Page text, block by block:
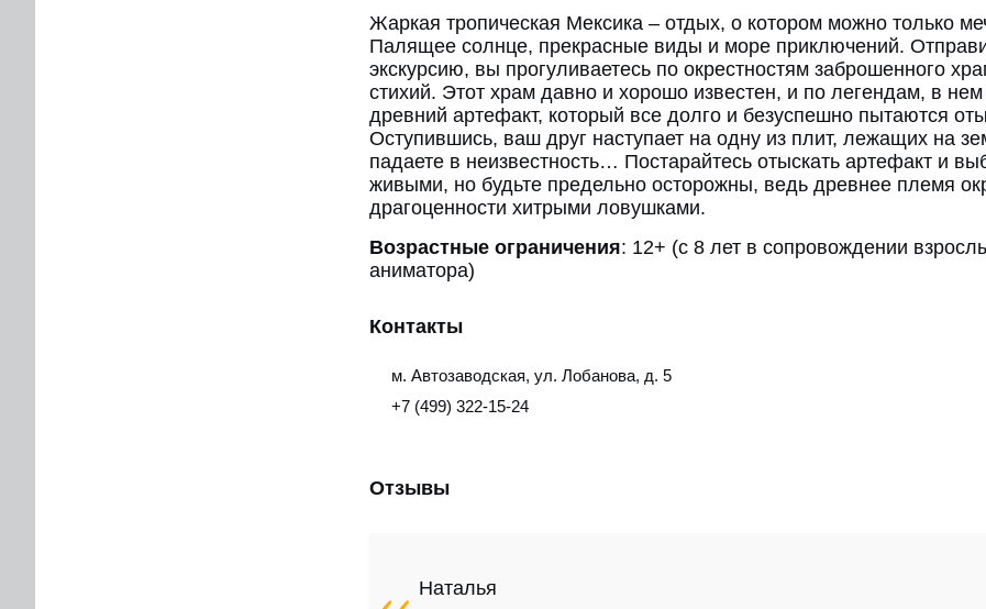
Жаркая тропическая Мексика – отдых, о котором можно только
Палящее солнце, прекрасные виды и море приключений.
экскурсию, вы прогуливаетесь по окрестностям заброшенного
стихий. Этот храм давно и хорошо известен, и по легендам, в нем
древний артефакт, который все долго и безуспешно пытаются
Оступившись, ваш друг наступает на одну из плит, лежащих на
падаете в неизвестность… Постарайтесь отыскать артефакт и
живыми, но будьте предельно осторожны, ведь древнее племя
драгоценности хитрыми ловушками.
Возрастные ограничения: 12+ (с 8 лет в сопровождении
аниматора)
Контакты
м. Автозаводская, ул. Лобанова, д. 5
+7 (499) 322-15-24
Отзывы
Наталья